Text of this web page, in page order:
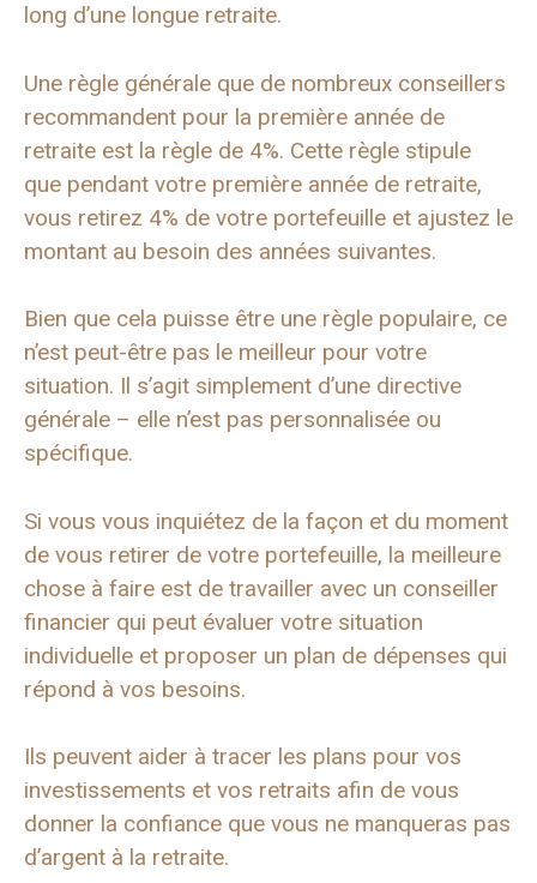
long d’une longue retraite.
Une règle générale que de nombreux conseillers
recommandent pour la première année de
retraite est la règle de 4%. Cette règle stipule
que pendant votre première année de retraite,
vous retirez 4% de votre portefeuille et ajustez le
montant au besoin des années suivantes.
Bien que cela puisse être une règle populaire, ce
n’est peut-être pas le meilleur pour votre
situation. Il s’agit simplement d’une directive
générale – elle n’est pas personnalisée ou
spécifique.
Si vous vous inquiétez de la façon et du moment
de vous retirer de votre portefeuille, la meilleure
chose à faire est de travailler avec un conseiller
financier qui peut évaluer votre situation
individuelle et proposer un plan de dépenses qui
répond à vos besoins.
Ils peuvent aider à tracer les plans pour vos
investissements et vos retraits afin de vous
donner la confiance que vous ne manqueras pas
d’argent à la retraite.